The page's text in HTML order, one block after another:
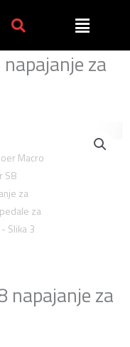
za
napajanje za